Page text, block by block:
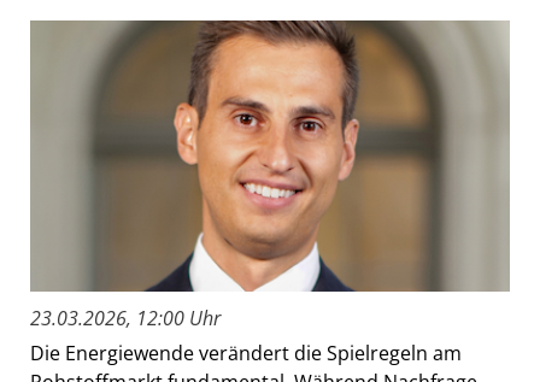
23.03.2026, 12:00 Uhr
Die Energiewende verändert die Spielregeln am